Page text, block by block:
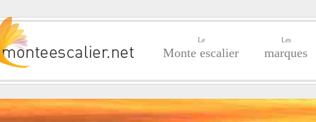
Le
Monte escalier
Les
marques